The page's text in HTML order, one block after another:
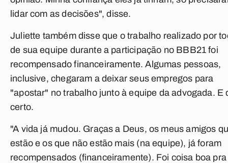
lidar com as decisões", disse.
Juliette também disse que o trabalho realizado por
de sua equipe durante a participação no BBB21 foi
recompensado financeiramente. Algumas pessoas,
inclusive, chegaram a deixar seus empregos para
"apostar" no trabalho junto à equipe da advogada. E
certo.
"A vida já mudou. Graças a Deus, os meus amigos
estão e os que não estão mais (na equipe), já foram
recompensados (financeiramente). Foi coisa boa